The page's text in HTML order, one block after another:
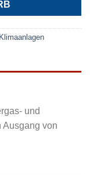
und
Ausgang von